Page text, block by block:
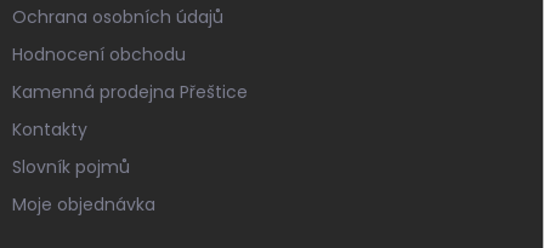
Ochrana osobních údajů
Hodnocení obchodu
Kamenná prodejna Přeštice
Kontakty
Slovník pojmů
Moje objednávka